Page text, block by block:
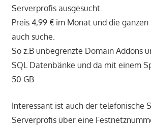
Serverprofis ausgesucht.
Preis 4,99 € im Monat und die
auch suche.
So z.B unbegrenzte Domain Addons
SQL Datenbänke und da mit einem
50 GB
Interessant ist auch der telefonische
Serverprofis über eine